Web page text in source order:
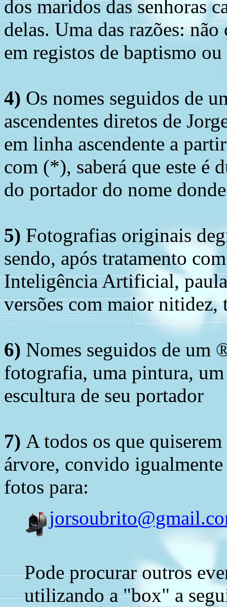
dos maridos das senhoras
delas. Uma das razões:
em registos de baptismo
4) Os nomes seguidos de
ascendentes diretos de
em linha ascendente a
com (*), saberá que este é
do portador do nome
5) Fotografias originais
sendo, após tratamento
Inteligência Artificial,
versões com maior nitidez,
6) Nomes seguidos de um
fotografia, uma pintura,
escultura de seu portador
7) A todos os que
árvore, convido
fotos para:
Pode procurar outros
utilizando a "box" a